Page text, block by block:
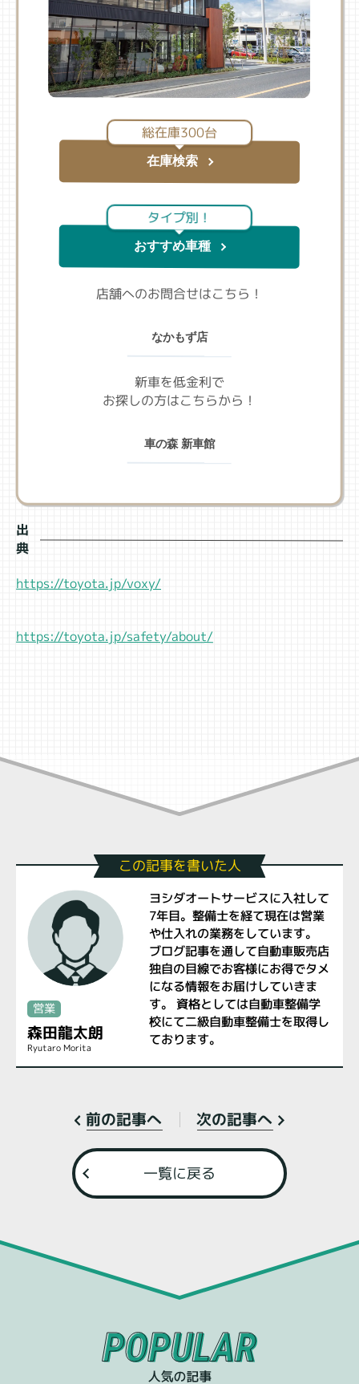
総在庫300台
在庫検索
タイプ別！
おすすめ車種
店舗へのお問合せはこちら！
なかもず店
新車を低金利で
お探しの方はこちらから！
車の森 新車館
出
典
https://toyota.jp/voxy/
https://toyota.jp/safety/about/
この記事を書いた人
営業
森田龍太朗
Ryutaro Morita
ヨシダオートサービスに入社して
7年目。整備士を経て現在は営業
や仕入れの業務をしています。
ブログ記事を通して自動車販売店
独自の目線でお客様にお得でタメ
になる情報をお届けしていきま
す。 資格としては自動車整備学
校にて二級自動車整備士を取得し
ております。
前の記事へ 次の記事へ
一覧に戻る